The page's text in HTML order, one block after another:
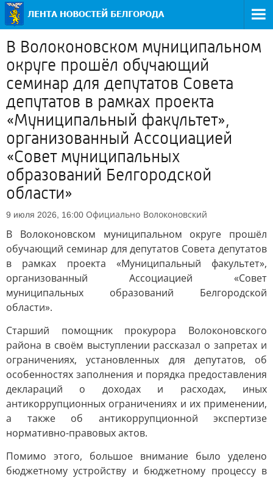
В Волоконовском муниципальном
округе прошёл обучающий
семинар для депутатов Совета
депутатов в рамках проекта
«Муниципальный факультет»,
организованный Ассоциацией
«Совет муниципальных
образований Белгородской
области»
9 июля 2026, 16:00 Официально Волоконовский
В Волоконовском муниципальном округе прошёл
обучающий семинар для депутатов Совета депутатов
в рамках проекта «Муниципальный факультет»,
организованный Ассоциацией «Совет
муниципальных образований Белгородской
области».
Старший помощник прокурора Волоконовского
района в своём выступлении рассказал о запретах и
ограничениях, установленных для депутатов, об
особенностях заполнения и порядка предоставления
деклараций о доходах и расходах, иных
антикоррупционных ограничениях и их применении,
а также об антикоррупционной экспертизе
нормативно-правовых актов.
Помимо этого, большое внимание было уделено
бюджетному устройству и бюджетному процессу в